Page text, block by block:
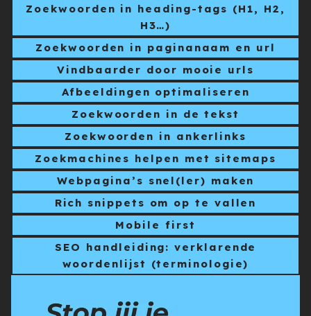
Zoekwoorden in heading-tags (H1, H2,
H3…)
Zoekwoorden in paginanaam en url
Vindbaarder door mooie urls
Afbeeldingen optimaliseren
Zoekwoorden in de tekst
Zoekwoorden in ankerlinks
Zoekmachines helpen met sitemaps
Webpagina’s snel(ler) maken
Rich snippets om op te vallen
Mobile first
SEO handleiding: verklarende
woordenlijst (terminologie)